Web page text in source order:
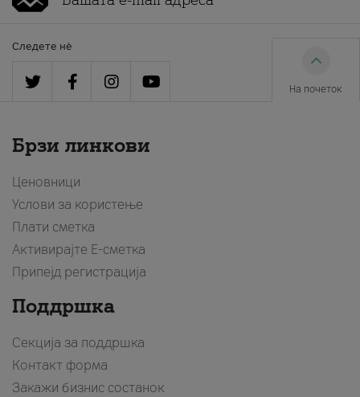
Следете нè
На почеток
Брзи линкови
Ценовници
Услови за користење
Плати сметка
Активирајте Е-сметка
Припејд регистрација
Поддршка
Секција за поддршка
Контакт форма
Закажи бизнис состанок